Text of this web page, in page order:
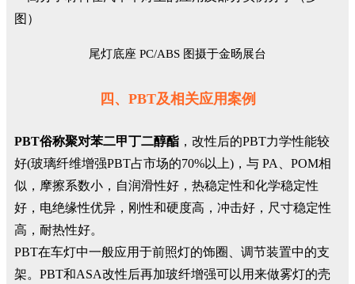
尾灯底座 PC/ABS 图摄于金旸展台
四、PBT及相关应用案例
PBT俗称聚对苯二甲丁二醇酯 ，改性后的PBT力学性能较
好(玻璃纤维增强PBT占市场的70%以上)，与 PA、POM相
似，摩擦系数小，自润滑性好，热稳定性和化学稳定性
好，电绝缘性优异，刚性和硬度高，冲击好，尺寸稳定性
高，耐热性好。
PBT在车灯中一般应用于前照灯的饰圈、调节装置中的支
架。PBT和ASA改性后再加玻纤增强可以用来做雾灯的壳